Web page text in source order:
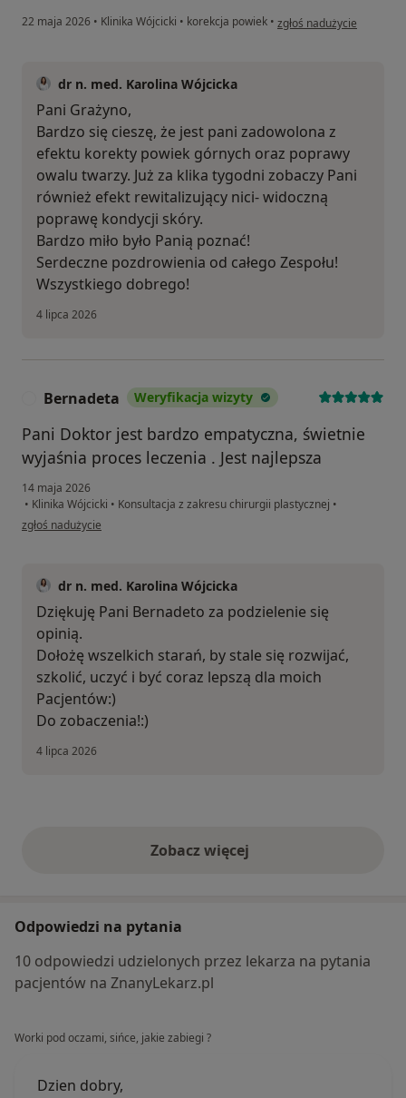
22 maja 2026 • Klinika Wójcicki • korekcja powiek • w opinii użytkownika
zgłoś nadużycie
dr n. med. Karolina Wójcicka
Pani Grażyno,
Bardzo się cieszę, że jest pani zadowolona z
efektu korekty powiek górnych oraz poprawy
owalu twarzy. Już za klika tygodni zobaczy Pani
również efekt rewitalizujący nici- widoczną
poprawę kondycji skóry.
Bardzo miło było Panią poznać!
Serdeczne pozdrowienia od całego Zespołu!
Wszystkiego dobrego!
4 lipca 2026
Bernadeta Weryfikacja wizyty
Pani Doktor jest bardzo empatyczna, świetnie
wyjaśnia proces leczenia . Jest najlepsza
14 maja 2026
• Klinika Wójcicki • Konsultacja z zakresu chirurgii plastycznej •
w opinii użytkownika Bernadeta
zgłoś nadużycie
dr n. med. Karolina Wójcicka
Dziękuję Pani Bernadeto za podzielenie się
opinią.
Dołożę wszelkich starań, by stale się rozwijać,
szkolić, uczyć i być coraz lepszą dla moich
Pacjentów:)
Do zobaczenia!:)
4 lipca 2026
Zobacz więcejopinie powyżej
Odpowiedzi na pytania
10 odpowiedzi udzielonych przez lekarza na pytania
pacjentów na ZnanyLekarz.pl
Worki pod oczami, sińce, jakie zabiegi ?
Dzien dobry,